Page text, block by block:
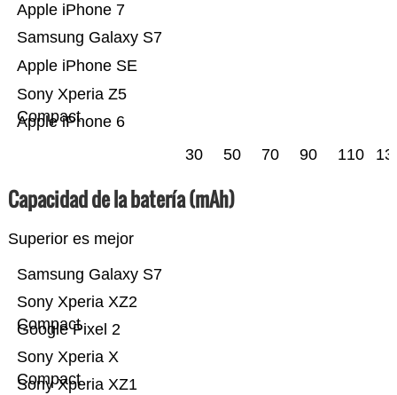
Apple iPhone 6
Sony Xperia Z5
Compact
Apple iPhone SE
Samsung Galaxy S7
Apple iPhone 7
30 50 70 90 110
Capacidad de la batería (mAh)
Superior es mejor
Sony Xperia XZ1
Sony Xperia X
Compact
Google Pixel 2
Sony Xperia XZ2
Compact
Samsung Galaxy S7